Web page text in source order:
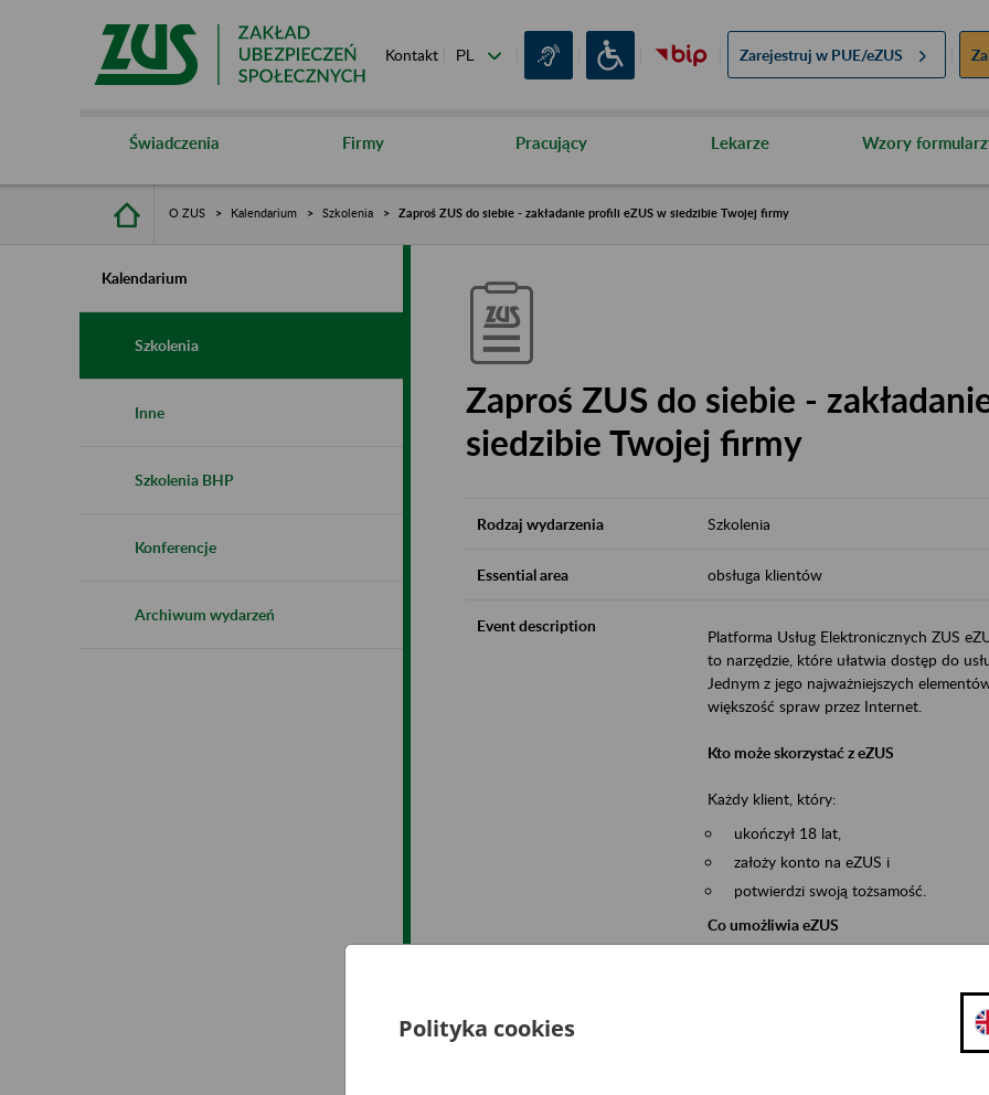
Kontakt Zarejestruj w PUE/eZUS
Świadczenia Firmy Pracujący Lekarze Wzory
O ZUS Kalendarium Szkolenia Zaproś ZUS do siebie - zakładanie profili eZUS w siedzibie Twojej firmy
Kalendarium
Szkolenia
Inne
Szkolenia BHP
Konferencje
Archiwum wydarzeń
Zaproś ZUS do siebie -
siedzibie Twojej firmy
Rodzaj wydarzenia Szkolenia
Essential area obsługa klientów
Event description
Platforma Usług Elektronicznych ZUS
to narzędzie, które ułatwia dostęp do
Jednym z jego najważniejszych
większość spraw przez Internet.
Kto może skorzystać z eZUS
Każdy klient, który:
ukończył 18 lat,
założy konto na eZUS i
potwierdzi swoją tożsamość.
Co umożliwia eZUS
składanie wniosków i otrzymywanie
Polityka cookies